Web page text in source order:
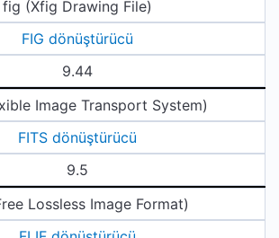
fig (Xfig Drawing File)
FIG dönüştürücü
9.44
Image Transport System)
FITS dönüştürücü
9.5
Lossless Image Format)